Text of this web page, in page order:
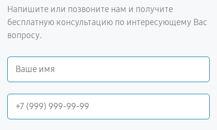
Напишите или позвоните нам и получите
бесплатную консультацию по интересующему Вас
вопросу.